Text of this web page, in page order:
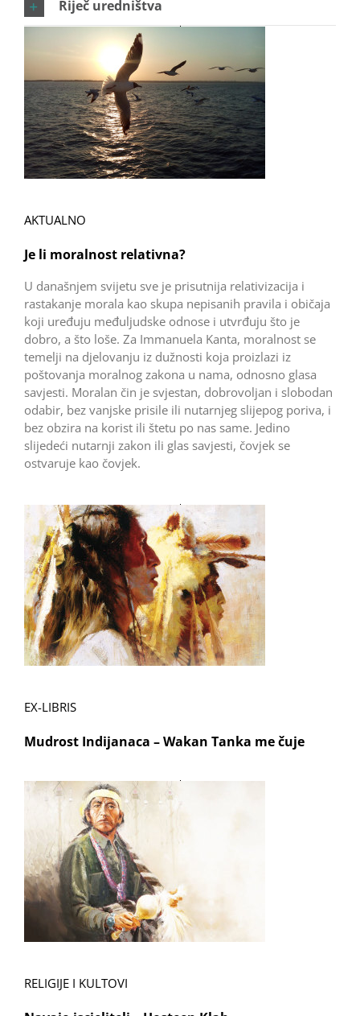
Riječ uredništva
AKTUALNO
Je li moralnost relativna?
U današnjem svijetu sve je prisutnija relativizacija i
rastakanje morala kao skupa nepisanih pravila i običaja
koji uređuju međuljudske odnose i utvrđuju što je
dobro, a što loše. Za Immanuela Kanta, moralnost se
temelji na djelovanju iz dužnosti koja proizlazi iz
poštovanja moralnog zakona u nama, odnosno glasa
savjesti. Moralan čin je svjestan, dobrovoljan i slobodan
odabir, bez vanjske prisile ili nutarnjeg slijepog poriva, i
bez obzira na korist ili štetu po nas same. Jedino
slijedeći nutarnji zakon ili glas savjesti, čovjek se
ostvaruje kao čovjek.
EX-LIBRIS
Mudrost Indijanaca – Wakan Tanka me čuje
RELIGIJE I KULTOVI